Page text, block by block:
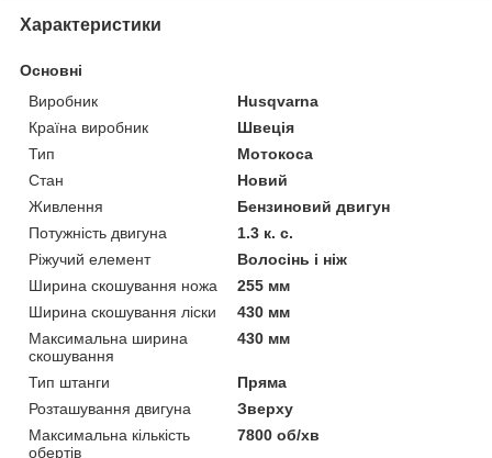
Характеристики
Основні
Виробник
Husqvarna
Країна виробник
Швеція
Тип
Мотокоса
Стан
Новий
Живлення
Бензиновий двигун
Потужність двигуна
1.3 к. с.
Ріжучий елемент
Волосінь і ніж
Ширина скошування ножа
255 мм
Ширина скошування ліски
430 мм
Максимальна ширина
скошування
430 мм
Тип штанги
Пряма
Розташування двигуна
Зверху
Максимальна кількість
обертів
7800 об/хв